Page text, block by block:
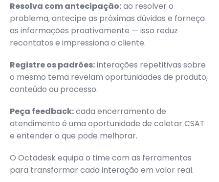
Resolva com antecipação:ao resolver o
problema, antecipe as próximas dúvidas e forneça
as informações proativamente — isso reduz
recontatos e impressiona o cliente.
Registre os padrões:interações repetitivas sobre
o mesmo tema revelam oportunidades de produto,
conteúdo ou processo.
Peça feedback:cada encerramento de
atendimento é uma oportunidade de coletar CSAT
e entender o que pode melhorar.
O Octadesk equipa o time com as ferramentas
para transformar cada interação em valor real.